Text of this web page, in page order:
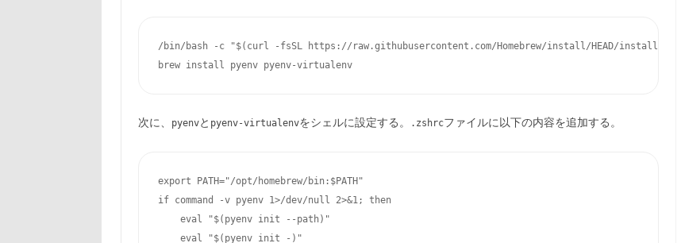
/bin/bash -c "$(curl -fsSL https://raw.githubusercontent.com/Homebrew/install/HEAD/install.sh)"
brew install pyenv pyenv-virtualenv
次に、 pyenvと pyenv-virtualenvをシェルに設定する。 .zshrcファイルに以下の内容を追加する。
export PATH="/opt/homebrew/bin:$PATH"
if command -v pyenv 1>/dev/null 2>&1; then
    eval "$(pyenv init --path)"
    eval "$(pyenv init -)"